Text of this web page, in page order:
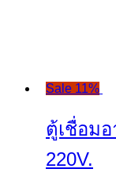
Sale 11%
ตู้เชื่อม
220V.